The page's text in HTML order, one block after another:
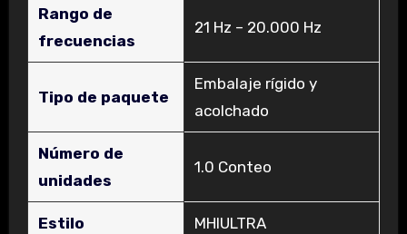
Rango de
frecuencias
‎21 Hz – 20.000 Hz
Tipo de paquete
‎Embalaje rígido y
acolchado
Número de
unidades
‎1.0 Conteo
Estilo ‎MHIULTRA